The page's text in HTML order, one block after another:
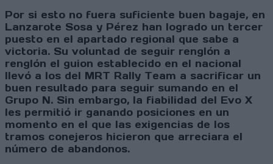
Por si esto no fuera suficiente buen bagaje, en
Lanzarote Sosa y Pérez han logrado un tercer
puesto en el apartado regional que sabe a
victoria. Su voluntad de seguir renglón a
renglón el guion establecido en el nacional
llevó a los del MRT Rally Team a sacrificar un
buen resultado para seguir sumando en el
Grupo N. Sin embargo, la fiabilidad del Evo X
les permitió ir ganando posiciones en un
momento en el que las exigencias de los
tramos conejeros hicieron que arreciara el
número de abandonos.